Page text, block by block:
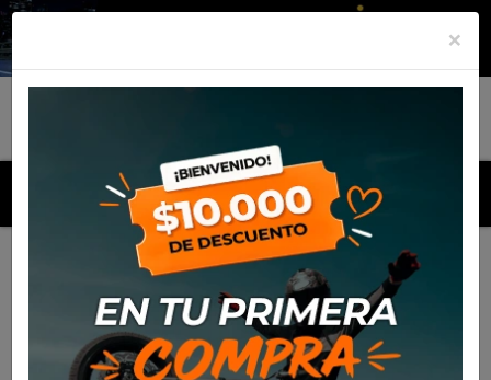
MENU
Productos Polera Alpinestars Kids Wonderland
×